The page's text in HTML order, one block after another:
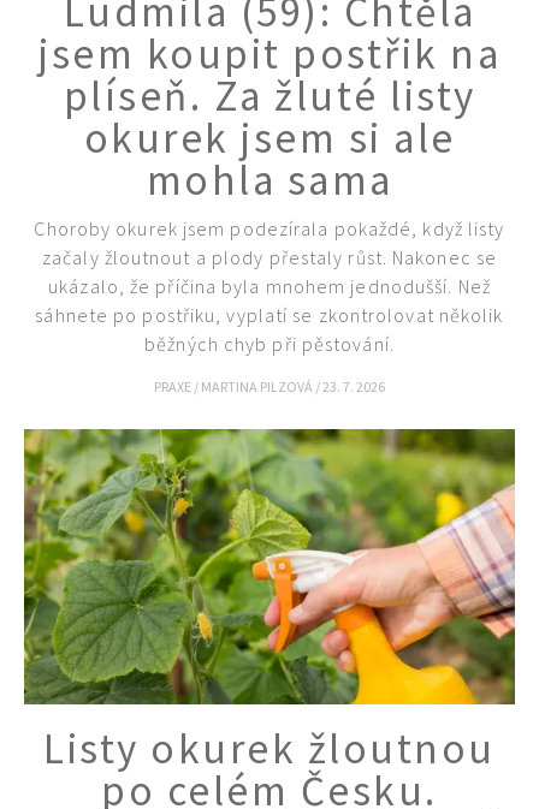
KVÍZY A TESTY
Ludmila (59): Chtěla
jsem koupit postřik na
plíseň. Za žluté listy
okurek jsem si ale
mohla sama
Choroby okurek jsem podezírala pokaždé, když listy
začaly žloutnout a plody přestaly růst. Nakonec se
ukázalo, že příčina byla mnohem jednodušší. Než
sáhnete po postřiku, vyplatí se zkontrolovat několik
běžných chyb při pěstování.
PRAXE / MARTINA PILZOVÁ / 23. 7. 2026
Listy okurek žloutnou
po celém Česku.